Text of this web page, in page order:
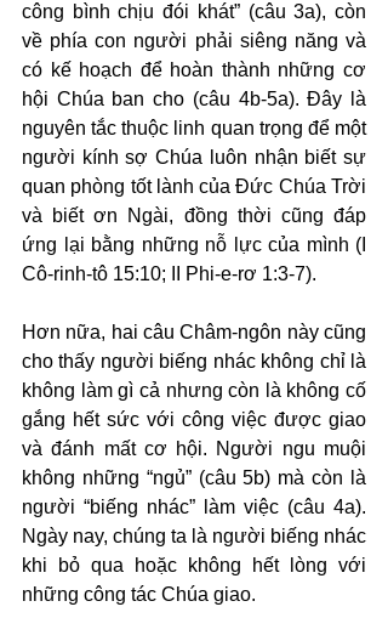
công bình chịu đói khát” (câu 3a), còn
về phía con người phải siêng năng và
có kế hoạch để hoàn thành những cơ
hội Chúa ban cho (câu 4b-5a). Đây là
nguyên tắc thuộc linh quan trọng để một
người kính sợ Chúa luôn nhận biết sự
quan phòng tốt lành của Đức Chúa Trời
và biết ơn Ngài, đồng thời cũng đáp
ứng lại bằng những nỗ lực của mình (I
Cô-rinh-tô 15:10; II Phi-e-rơ 1:3-7).
Hơn nữa, hai câu Châm-ngôn này cũng
cho thấy người biếng nhác không chỉ là
không làm gì cả nhưng còn là không cố
gắng hết sức với công việc được giao
và đánh mất cơ hội. Người ngu muội
không những “ngủ” (câu 5b) mà còn là
người “biếng nhác” làm việc (câu 4a).
Ngày nay, chúng ta là người biếng nhác
khi bỏ qua hoặc không hết lòng với
những công tác Chúa giao.